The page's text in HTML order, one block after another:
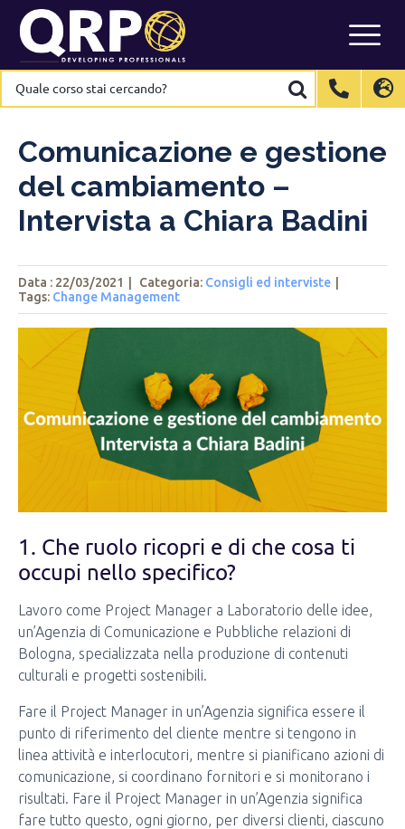
content
International
EN
Italy
IT
Luxembourg
EN
FR
Spain
ES
Switzerland
Netherlands
NL
Quale
corso
stai
cercando? International
EN
Italy
IT
Luxembourg
EN
FR
Spain
ES
Switzerland
Netherlands
NL
Quale
corso
stai
cercando?
Comunicazione e gestione
del cambiamento –
Intervista a Chiara Badini
Data : 22/03/2021 Categoria: Consigli ed interviste
Tags: Change Management
1. Che ruolo ricopri e di che cosa ti
occupi nello specifico?
Lavoro come Project Manager a Laboratorio delle idee,
un’Agenzia di Comunicazione e Pubbliche relazioni di
Bologna, specializzata nella produzione di contenuti
culturali e progetti sostenibili.
Fare il Project Manager in un’Agenzia significa essere il
punto di riferimento del cliente mentre si tengono in
linea attività e interlocutori, mentre si pianificano azioni di
comunicazione, si coordinano fornitori e si monitorano i
risultati. Fare il Project Manager in un’Agenzia significa
fare tutto questo, ogni giorno, per diversi clienti, ciascuno